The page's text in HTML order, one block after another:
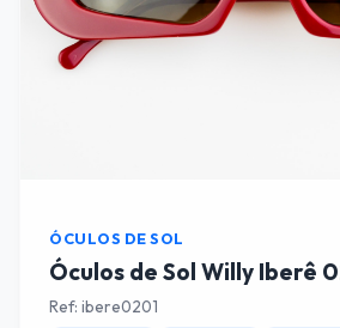
ÓCULOS DE SOL
Óculos de Sol Willy Iberê
Ref: ibere0201